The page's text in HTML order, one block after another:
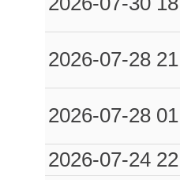
2026-07-28
2026-07-28
2026-07-24